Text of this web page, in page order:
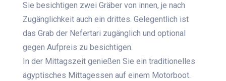
Sie besichtigen zwei Gräber von innen, je nach
Zugänglichkeit auch ein drittes. Gelegentlich ist
das Grab der Nefertari zugänglich und optional
gegen Aufpreis zu besichtigen.
In der Mittagszeit genießen Sie ein traditionelles
ägyptisches Mittagessen auf einem Motorboot.